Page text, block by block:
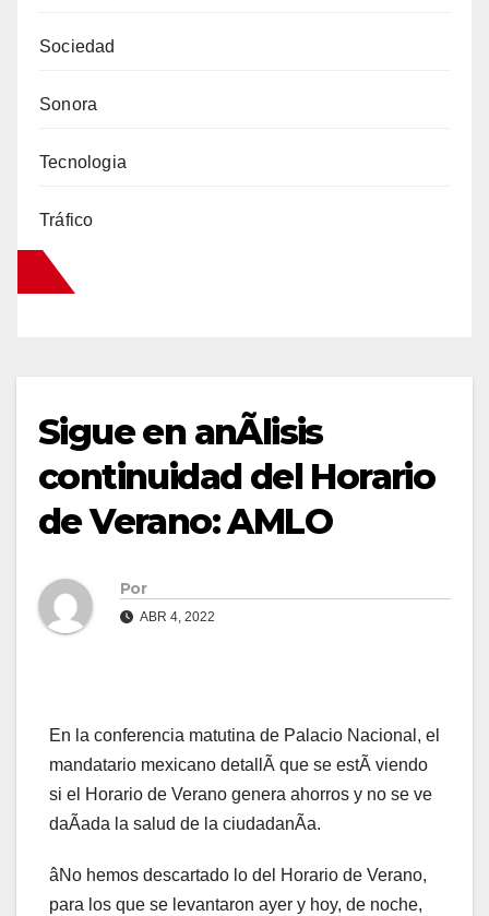
Sociedad
Sonora
Tecnologia
Tráfico
Sigue en anÃlisis
continuidad del Horario
de Verano: AMLO
Por
ABR 4, 2022
En la conferencia matutina de Palacio Nacional, el
mandatario mexicano detallÃ que se estÃ viendo
si el Horario de Verano genera ahorros y no se ve
daÃada la salud de la ciudadanÃa.
âNo hemos descartado lo del Horario de Verano,
para los que se levantaron ayer y hoy, de noche,